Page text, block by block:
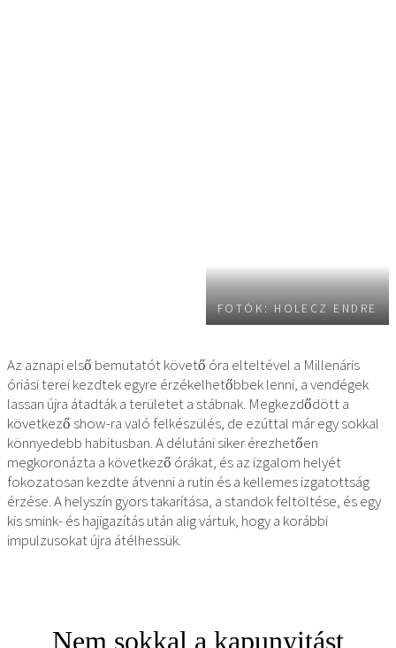
FOTÓK: HOLECZ ENDRE
Az aznapi első bemutatót követő óra elteltével a Millenáris
óriási terei kezdtek egyre érzékelhetőbbek lenni, a vendégek
lassan újra átadták a területet a stábnak. Megkezdődött a
következő show-ra való felkészülés, de ezúttal már egy sokkal
könnyedebb habitusban. A délutáni siker érezhetően
megkoronázta a következő órákat, és az izgalom helyét
fokozatosan kezdte átvenni a rutin és a kellemes izgatottság
érzése. A helyszín gyors takarítása, a standok feltöltése, és egy
kis smink- és hajigazítás után alig vártuk, hogy a korábbi
impulzusokat újra átélhessük.
Nem sokkal a kapunyitást